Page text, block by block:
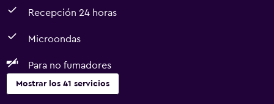
Recepción 24 horas
Microondas
Para no fumadores
Mostrar los 41 servicios